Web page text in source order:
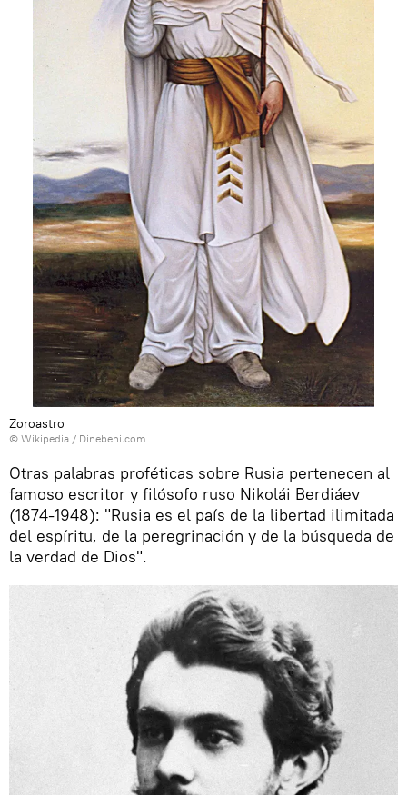
Zoroastro
© Wikipedia / Dinebehi.com
Otras palabras proféticas sobre Rusia pertenecen al
famoso escritor y filósofo ruso Nikolái Berdiáev
(1874-1948): "Rusia es el país de la libertad ilimitada
del espíritu, de la peregrinación y de la búsqueda de
la verdad de Dios".